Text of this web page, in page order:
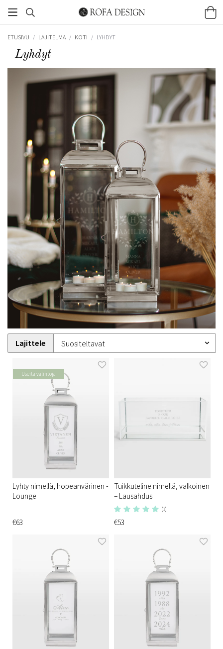
ETUSIVU / LAJITELMA / KOTI / LYHDYT
Lyhdyt
Lajittele
Useita valintoja
Lyhty nimellä, hopeanvärinen -
Lounge
€63
Tuikkuteline nimellä, valkoinen
– Lausahdus
(1)
€53